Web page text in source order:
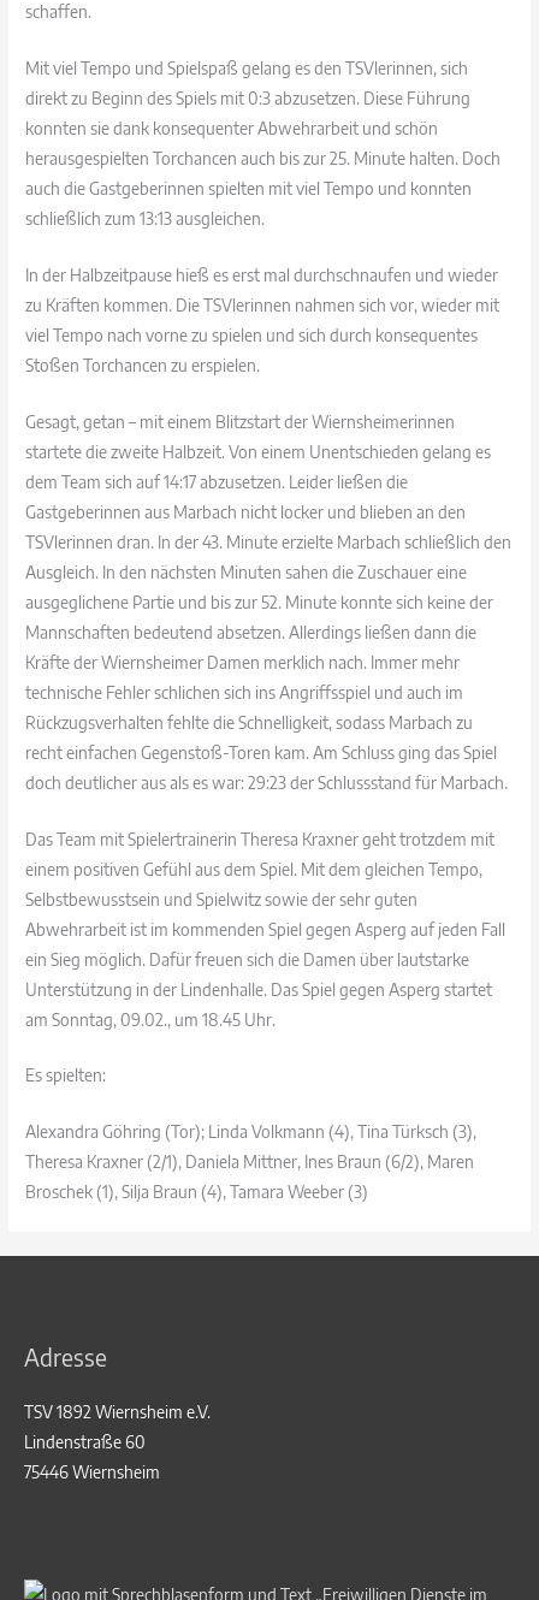
schaffen.
Mit viel Tempo und Spielspaß gelang es den TSVlerinnen, sich
direkt zu Beginn des Spiels mit 0:3 abzusetzen. Diese Führung
konnten sie dank konsequenter Abwehrarbeit und schön
herausgespielten Torchancen auch bis zur 25. Minute halten. Doch
auch die Gastgeberinnen spielten mit viel Tempo und konnten
schließlich zum 13:13 ausgleichen.
In der Halbzeitpause hieß es erst mal durchschnaufen und wieder
zu Kräften kommen. Die TSVlerinnen nahmen sich vor, wieder mit
viel Tempo nach vorne zu spielen und sich durch konsequentes
Stoßen Torchancen zu erspielen.
Gesagt, getan – mit einem Blitzstart der Wiernsheimerinnen
startete die zweite Halbzeit. Von einem Unentschieden gelang es
dem Team sich auf 14:17 abzusetzen. Leider ließen die
Gastgeberinnen aus Marbach nicht locker und blieben an den
TSVlerinnen dran. In der 43. Minute erzielte Marbach schließlich den
Ausgleich. In den nächsten Minuten sahen die Zuschauer eine
ausgeglichene Partie und bis zur 52. Minute konnte sich keine der
Mannschaften bedeutend absetzen. Allerdings ließen dann die
Kräfte der Wiernsheimer Damen merklich nach. Immer mehr
technische Fehler schlichen sich ins Angriffsspiel und auch im
Rückzugsverhalten fehlte die Schnelligkeit, sodass Marbach zu
recht einfachen Gegenstoß-Toren kam. Am Schluss ging das Spiel
doch deutlicher aus als es war: 29:23 der Schlussstand für Marbach.
Das Team mit Spielertrainerin Theresa Kraxner geht trotzdem mit
einem positiven Gefühl aus dem Spiel. Mit dem gleichen Tempo,
Selbstbewusstsein und Spielwitz sowie der sehr guten
Abwehrarbeit ist im kommenden Spiel gegen Asperg auf jeden Fall
ein Sieg möglich. Dafür freuen sich die Damen über lautstarke
Unterstützung in der Lindenhalle. Das Spiel gegen Asperg startet
am Sonntag, 09.02., um 18.45 Uhr.
Es spielten:
Alexandra Göhring (Tor); Linda Volkmann (4), Tina Türksch (3),
Theresa Kraxner (2/1), Daniela Mittner, Ines Braun (6/2), Maren
Broschek (1), Silja Braun (4), Tamara Weeber (3)
Adresse
TSV 1892 Wiernsheim e.V.
Lindenstraße 60
75446 Wiernsheim